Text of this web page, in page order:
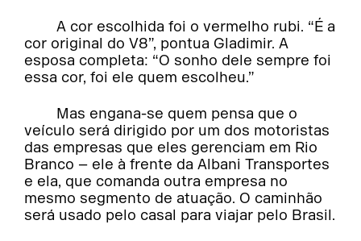
A cor escolhida foi o vermelho rubi. “É a
cor original do V8”, pontua Gladimir. A
esposa completa: “O sonho dele sempre foi
essa cor, foi ele quem escolheu.”
Mas engana-se quem pensa que o
veículo será dirigido por um dos motoristas
das empresas que eles gerenciam em Rio
Branco – ele à frente da Albani Transportes
e ela, que comanda outra empresa no
mesmo segmento de atuação. O caminhão
será usado pelo casal para viajar pelo Brasil.